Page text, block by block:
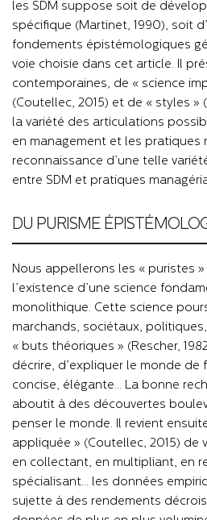
les SDM suppose soit de
spécifique (Martinet, 1990), soit
fondements épistémologiques
voie choisie dans cet article. Il
contemporaines, de « science
(Coutellec, 2015) et de « styles »
la variété des articulations
en management et les pratiques
reconnaissance d’une telle
entre SDM et pratiques
DU PURISME
Nous appellerons les « puristes
l’existence d’une science
monolithique. Cette science
marchands, sociétaux,
« buts théoriques » (Rescher,
décrire, d’expliquer le monde de
concise, élégante… La bonne
aboutit à des découvertes
penser le monde. Il revient
appliquée » (Coutellec, 2015) de
en collectant, en multipliant, en
spécialisant… les données
sujette à des rendements